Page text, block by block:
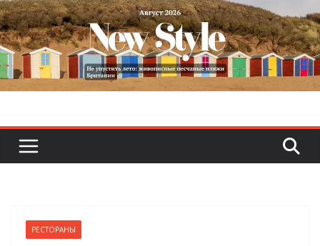
Skip
to
content
РЕСТОРАНЫ